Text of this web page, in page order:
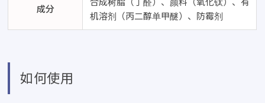
成分
机溶剂（丙二醇单甲醚）、防霉剂
如何使用